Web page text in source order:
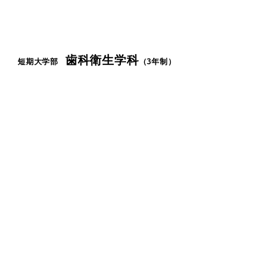
短期大学部 歯科衛生学科（3年制）